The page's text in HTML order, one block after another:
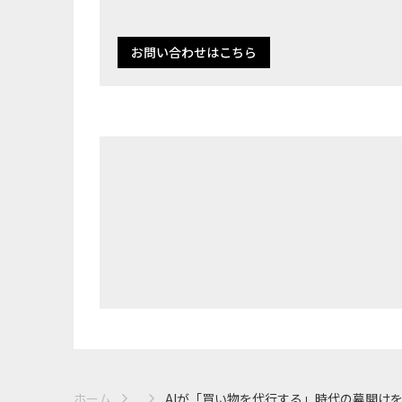
お問い合わせはこちら
ホーム AIが「買い物を代行する」時代の幕開け